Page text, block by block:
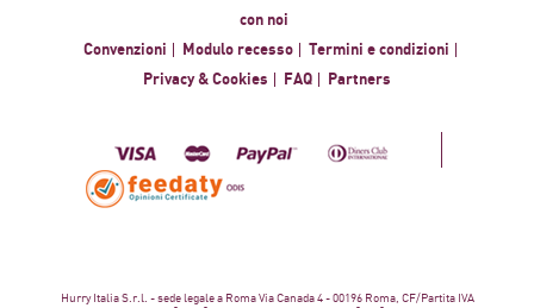
con noi
Convenzioni
Modulo recesso
Termini e condizioni
Privacy & Cookies
FAQ Partners
Hurry Italia S.r.l. - sede legale a Roma Via Canada 4 - 00196 Roma, CF/Partita IVA